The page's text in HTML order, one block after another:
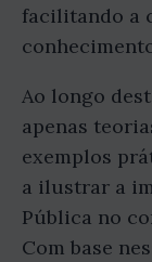
facilitando a
Ao longo
apenas
exemplos
a ilustrar a
Pública no
Com base